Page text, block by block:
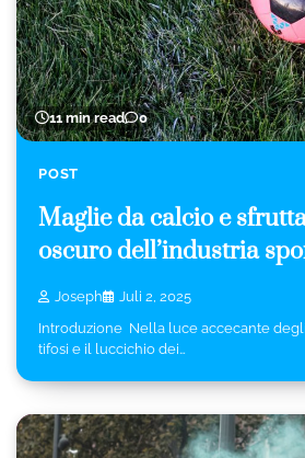
11 min read 0
POST
Maglie da calcio e
oscuro dell’industria
Joseph
Juli 2, 2025
Introduzione Nella luce accecante
tifosi e il luccichio dei…